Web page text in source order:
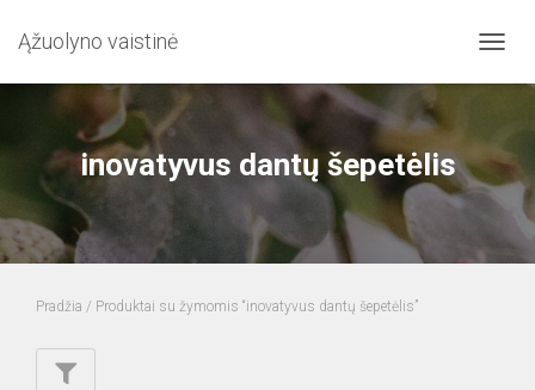
Ąžuolyno vaistinė
inovatyvus dantų šepetėlis
Pradžia / Produktai su žymomis “inovatyvus dantų šepetėlis”